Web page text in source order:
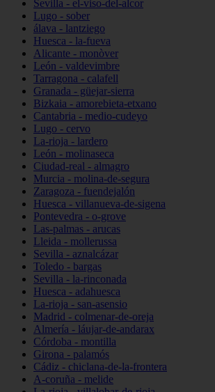
Sevilla - el-viso-del-alcor
Lugo - sober
álava - lantziego
Huesca - la-fueva
Alicante - monòver
León - valdevimbre
Tarragona - calafell
Granada - güejar-sierra
Bizkaia - amorebieta-etxano
Cantabria - medio-cudeyo
Lugo - cervo
La-rioja - lardero
León - molinaseca
Ciudad-real - almagro
Murcia - molina-de-segura
Zaragoza - fuendejalón
Huesca - villanueva-de-sigena
Pontevedra - o-grove
Las-palmas - arucas
Lleida - mollerussa
Sevilla - aznalcázar
Toledo - bargas
Sevilla - la-rinconada
Huesca - adahuesca
La-rioja - san-asensio
Madrid - colmenar-de-oreja
Almería - láujar-de-andarax
Córdoba - montilla
Girona - palamós
Cádiz - chiclana-de-la-frontera
A-coruña - melide